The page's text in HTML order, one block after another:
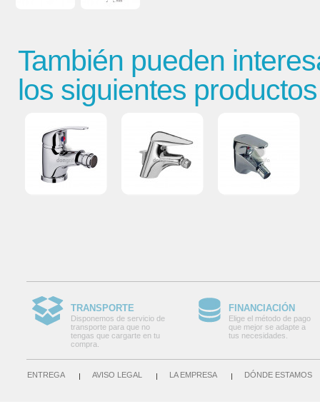
También pueden
los siguientes productos
TRANSPORTE
Disponemos de servicio de
transporte para que no
tengas que cargarte en tu
compra.
FINANCIACIÓN
Elige el método de pago
que mejor se adapte a
tus necesidades.
ENTREGA AVISO LEGAL LA EMPRESA DÓNDE ESTAMOS